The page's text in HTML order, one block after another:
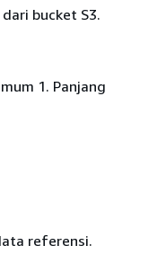
bucket S3.
1. Panjang
referensi.